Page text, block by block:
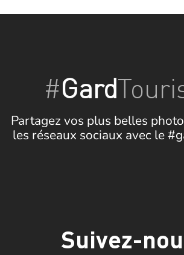
#Gard
Partagez vos plus belles
les réseaux sociaux avec le
Suivez-